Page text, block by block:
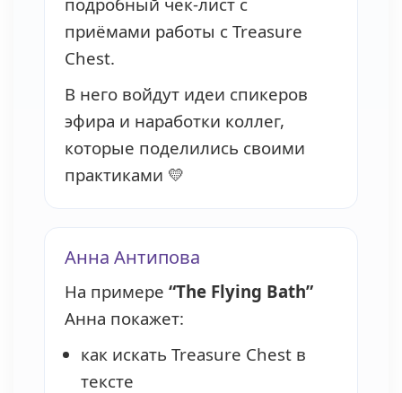
приёмами работы с Treasure
Chest.
В него войдут идеи спикеров
эфира и наработки коллег,
которые поделились своими
практиками 💛
Анна Антипова
На примере “The Flying Bath”
Анна покажет:
как искать Treasure Chest в
тексте